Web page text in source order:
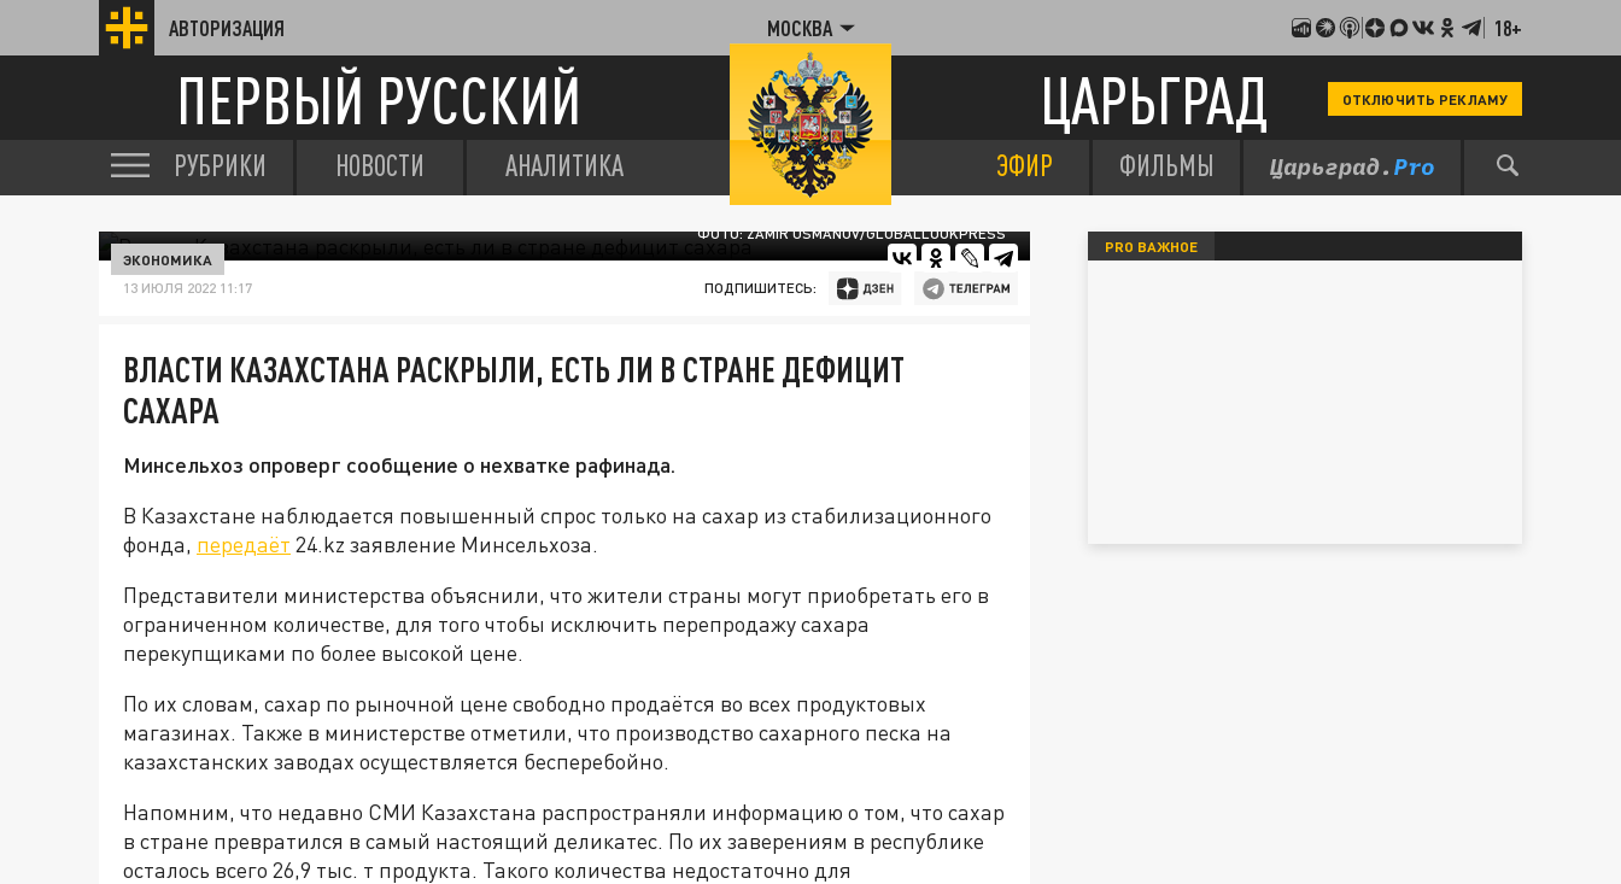
АВТОРИЗАЦИЯ МОСКВА 18+
ПЕРВЫЙ РУССКИЙ ЦАРЬГРАД ОТКЛЮЧИТЬ РЕКЛАМУ
РУБРИКИ НОВОСТИ АНАЛИТИКА ЭФИР ФИЛЬМЫ
ФОТО: ZAMIR USMANOV/GLOBALLOOKPRESS
ЭКОНОМИКА
13 ИЮЛЯ 2022 11:17 ПОДПИШИТЕСЬ:
ВЛАСТИ КАЗАХСТАНА РАСКРЫЛИ, ЕСТЬ ЛИ В СТРАНЕ ДЕФИЦИТ
САХАРА
Минсельхоз опроверг сообщение о нехватке рафинада.
В Казахстане наблюдается повышенный спрос только на сахар из стабилизационного
фонда, передаёт 24.kz заявление Минсельхоза.
Представители министерства объяснили, что жители страны могут приобретать его в
ограниченном количестве, для того чтобы исключить перепродажу сахара
перекупщиками по более высокой цене.
По их словам, сахар по рыночной цене свободно продаётся во всех продуктовых
магазинах. Также в министерстве отметили, что производство сахарного песка на
казахстанских заводах осуществляется бесперебойно.
Напомним, что недавно СМИ Казахстана распространяли информацию о том, что сахар
в стране превратился в самый настоящий деликатес. По их заверениям в республике
осталось всего 26,9 тыс. т продукта. Такого количества недостаточно для
PRO ВАЖНОЕ